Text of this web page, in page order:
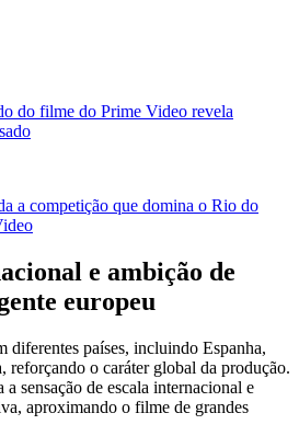
do filme do Prime Video revela
a competição que domina o Rio do
e ambição de
europeu
diferentes países, incluindo Espanha,
reforçando o caráter global da produção.
sensação de escala internacional e
aproximando o filme de grandes